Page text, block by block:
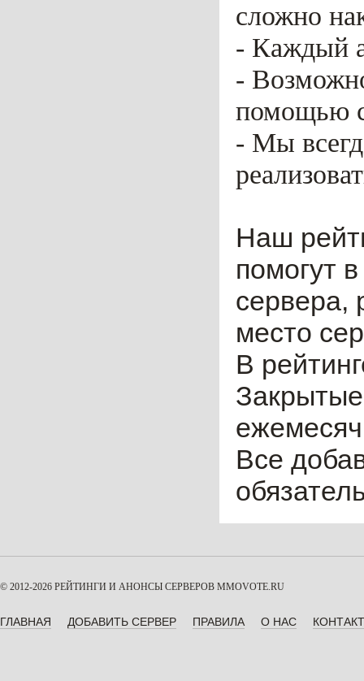
сложно
- Каждый
-
помощью
- Мы
Наш
помогут
сервера,
место
В
Все
© 2012-2026 РЕЙТИНГИ И АНОНСЫ СЕРВЕРОВ MMOVOTE.RU
ГЛАВНАЯ ДОБАВИТЬ СЕРВЕР ПРАВИЛА О НАС